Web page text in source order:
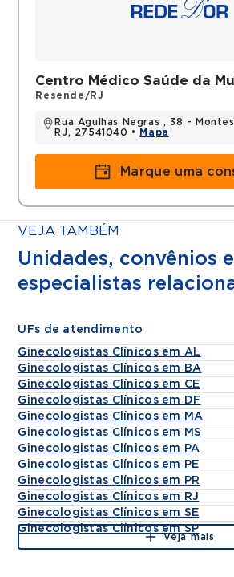
Centro Médico Saúde da
Resende/RJ
Rua Agulhas Negras , 38 -
RJ, 27541040 •
Mapa
Marque uma
VEJA TAMBÉM
Unidades, convênios e
especialistas
UFs de atendimento
Ginecologistas Clínicos em AL
Ginecologistas Clínicos em BA
Ginecologistas Clínicos em CE
Ginecologistas Clínicos em DF
Ginecologistas Clínicos em MA
Ginecologistas Clínicos em MS
Ginecologistas Clínicos em PA
Ginecologistas Clínicos em PE
Ginecologistas Clínicos em PR
Ginecologistas Clínicos em RJ
Ginecologistas Clínicos em SE
Ginecologistas Clínicos em SP
Veja mais